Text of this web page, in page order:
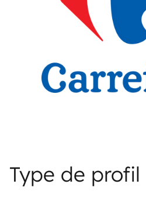
Type de profil